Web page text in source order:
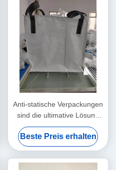
Anti-statische Verpackungen
sind die ultimative Lösung
für Feuchtigkeitsdichte
Beste Preis erhalten